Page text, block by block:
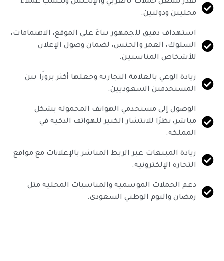
تقدر تشغّل حملات بالعربي والإنجلش وتكسب عملاء
محليين ودوليين.
استهداف دقيق للجمهور بناءً على الموقع، الاهتمامات،
السلوك، العمر والجنس، لضمان وصول الإعلان
للأشخاص المناسبين.
زيادة الوعي بالعلامة التجارية وجعلها أكثر بروزًا بين
المستخدمين السعوديين.
الوصول إلى مستخدمي الهواتف المحمولة بشكل
مباشر، نظرًا للانتشار الكبير للهواتف الذكية في
المملكة.
زيادة المبيعات عبر الربط المباشر بالإعلانات مع مواقع
التجارة الإلكترونية.
دعم الحملات الموسمية والمناسبات المحلية مثل
رمضان واليوم الوطني السعودي.